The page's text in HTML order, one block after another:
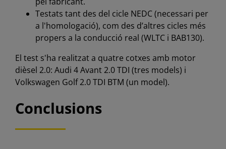
Testats tant des del cicle NEDC (necessari per
a l'homologació), com des d’altres cicles més
propers a la conducció real (WLTC i BAB130).
El test s'ha realitzat a quatre cotxes amb motor
dièsel 2.0: Audi 4 Avant 2.0 TDI (tres models) i
Volkswagen Golf 2.0 TDI BTM (un model).
Conclusions